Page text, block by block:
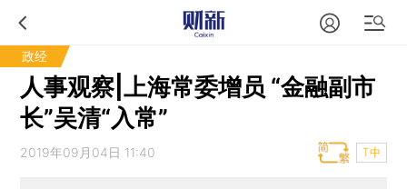
政经
人事观察|上海常委增员 “金融副市
长”吴清“入常”
2019年09月04日 11:40 T中